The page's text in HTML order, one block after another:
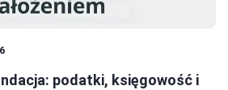
podatki, księgowość i